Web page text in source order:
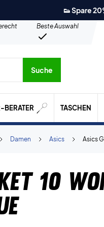
👟 Spare
Beste Auswahl
Suche
BERATER TASCHEN
Asics
Asics
Damen
10